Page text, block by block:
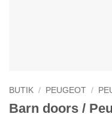
BUTIK / PEUGEOT /
Barn doors /